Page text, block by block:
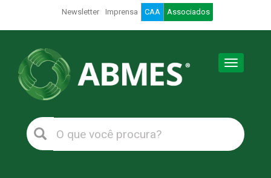
Newsletter Imprensa CAA Associados
Toggle